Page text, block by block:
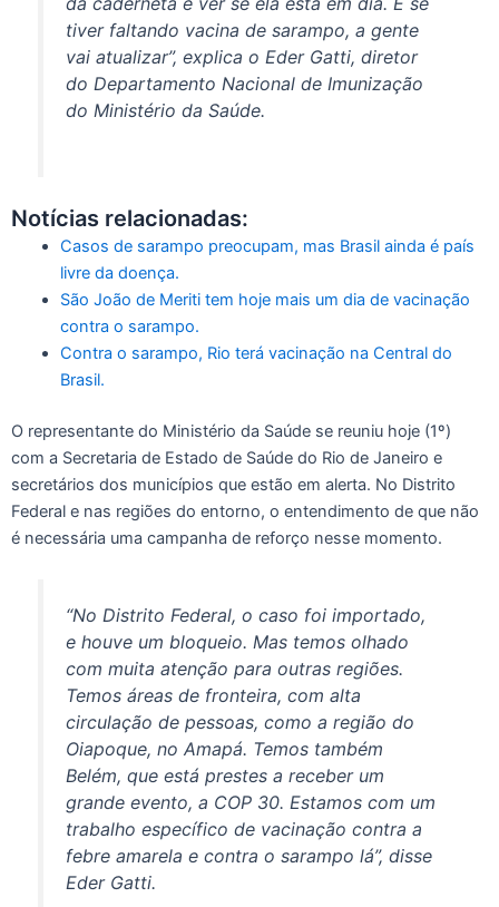
tiver faltando vacina de sarampo, a gente
vai atualizar”, explica o Eder Gatti, diretor
do Departamento Nacional de Imunização
do Ministério da Saúde.
Notícias relacionadas:
Casos de sarampo preocupam, mas Brasil ainda é país
livre da doença.
São João de Meriti tem hoje mais um dia de vacinação
contra o sarampo.
Contra o sarampo, Rio terá vacinação na Central do
Brasil.
O representante do Ministério da Saúde se reuniu hoje (1º)
com a Secretaria de Estado de Saúde do Rio de Janeiro e
secretários dos municípios que estão em alerta. No Distrito
Federal e nas regiões do entorno, o entendimento de que não
é necessária uma campanha de reforço nesse momento.
“No Distrito Federal, o caso foi importado,
e houve um bloqueio. Mas temos olhado
com muita atenção para outras regiões.
Temos áreas de fronteira, com alta
circulação de pessoas, como a região do
Oiapoque, no Amapá. Temos também
Belém, que está prestes a receber um
grande evento, a COP 30. Estamos com um
trabalho específico de vacinação contra a
febre amarela e contra o sarampo lá”, disse
Eder Gatti.